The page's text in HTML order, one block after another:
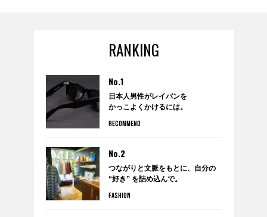
RANKING
No.1
日本人男性がレイバンを
かっこよくかけるには。
RECOMMEND
No.2
つながりと文脈をもとに、自分の
“好き” を詰め込んで。
TREATMENTのポップアップショ
FASHION